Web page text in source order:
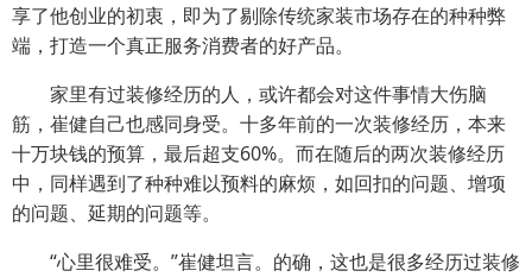
享了他创业的初衷，即为了剔除传统家装市场存在的种种弊
端，打造一个真正服务消费者的好产品。
家里有过装修经历的人，或许都会对这件事情大伤脑
筋，崔健自己也感同身受。十多年前的一次装修经历，本来
十万块钱的预算，最后超支60%。而在随后的两次装修经历
中，同样遇到了种种难以预料的麻烦，如回扣的问题、增项
的问题、延期的问题等。
“心里很难受。”崔健坦言。的确，这也是很多经历过装修